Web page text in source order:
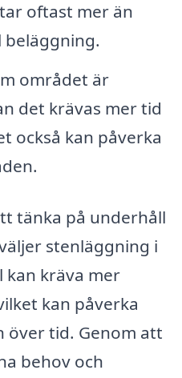
oftast mer än
området är
det krävas mer tid
också kan påverka
tänka på underhåll
stenläggning i
kan kräva mer
kan påverka
över tid. Genom att
behov och